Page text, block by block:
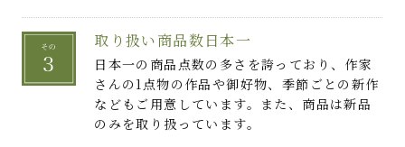
取り扱い商品数日本一
日本一の商品点数の多さを誇っており、作家
さんの1点物の作品や御好物、季節ごとの新作
などもご用意しています。また、商品は新品
のみを取り扱っています。